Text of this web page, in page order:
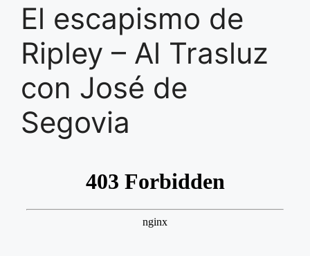
El escapismo de
Ripley – Al Trasluz
con José de
Segovia